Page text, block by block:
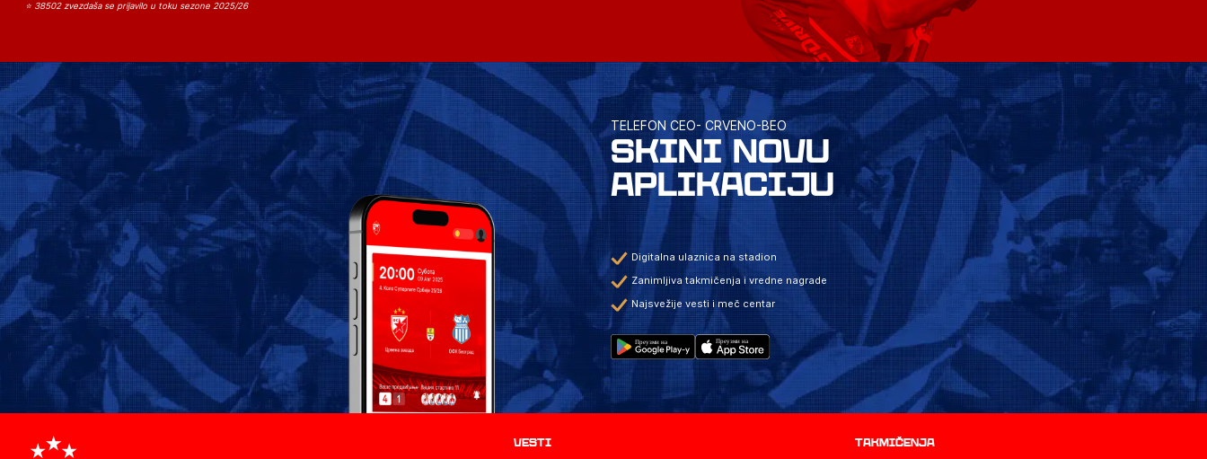
⭐ 38502 zvezdaša se prijavilo u toku sezone 2025/26
TELEFON CEO- CRVENO-BEO
SKINI NOVU
APLIKACIJU
Digitalna ulaznica na stadion
Zanimljiva takmičenja i vredne nagrade
Najsvežije vesti i meč centar
Vesti Takmičenja